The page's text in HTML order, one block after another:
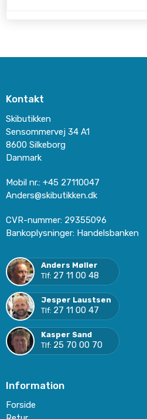
Kontakt
Skibutikken
Sensommervej 34 A1
8600 Silkeborg
Danmark
Mobil nr.: +45 27110047
Anders@skibutikken.dk
CVR-nummer: 29355096
Bankoplysninger: Handelsbanken
Anders Møller
Tlf: 27 11 00 48
Jesper Laustsen
Tlf: 27 11 00 47
Kasper Sand
Tlf: 25 70 00 70
Information
Forside